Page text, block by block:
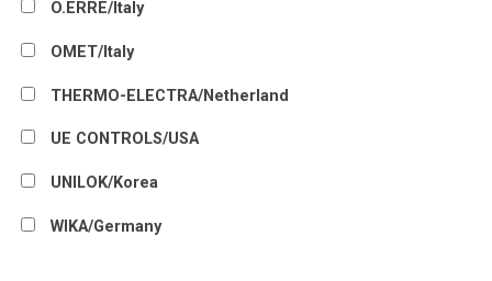
O.ERRE/Italy
OMET/Italy
THERMO-ELECTRA/Netherland
UE CONTROLS/USA
UNILOK/Korea
WIKA/Germany